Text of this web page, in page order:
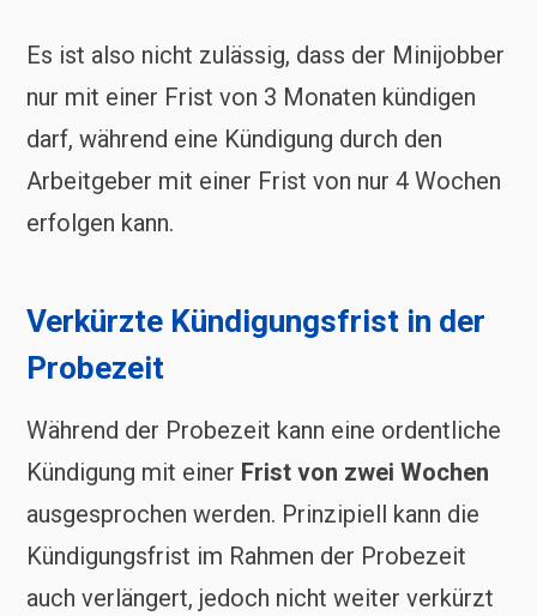
Es ist also nicht zulässig, dass der Minijobber
nur mit einer Frist von 3 Monaten kündigen
darf, während eine Kündigung durch den
Arbeitgeber mit einer Frist von nur 4 Wochen
erfolgen kann.
Verkürzte Kündigungsfrist in der
Probezeit
Während der Probezeit kann eine ordentliche
Kündigung mit einer Frist von zwei Wochen
ausgesprochen werden. Prinzipiell kann die
Kündigungsfrist im Rahmen der Probezeit
auch verlängert, jedoch nicht weiter verkürzt